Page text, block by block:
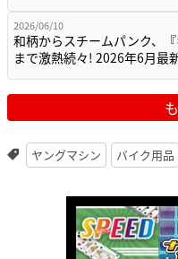
2026/06/10
和柄からスチームパンク、
まで激熱続々! 2026年6月最
ヤングマシン バイク用品